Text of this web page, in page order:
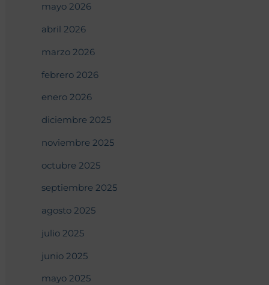
mayo 2026
abril 2026
marzo 2026
febrero 2026
enero 2026
diciembre 2025
noviembre 2025
octubre 2025
septiembre 2025
agosto 2025
julio 2025
junio 2025
mayo 2025